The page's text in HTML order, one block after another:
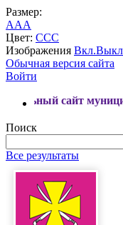
Размер:
AAA
Цвет: CCC
Изображения Вкл.
Обычная версия сайта
Войти
муниципального
Поиск
Все результаты